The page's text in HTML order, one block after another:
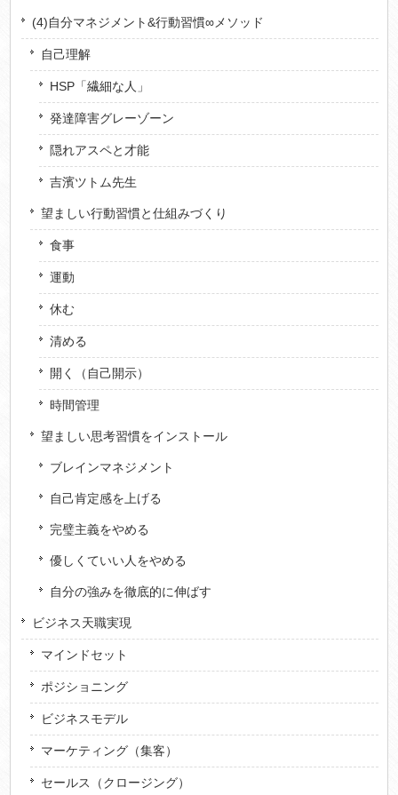
(4)自分マネジメント&行動習慣∞メソッド
自己理解
HSP「繊細な人」
発達障害グレーゾーン
隠れアスペと才能
吉濱ツトム先生
望ましい行動習慣と仕組みづくり
食事
運動
休む
清める
開く（自己開示）
時間管理
望ましい思考習慣をインストール
ブレインマネジメント
自己肯定感を上げる
完璧主義をやめる
優しくていい人をやめる
自分の強みを徹底的に伸ばす
ビジネス天職実現
マインドセット
ポジショニング
ビジネスモデル
マーケティング（集客）
セールス（クロージング）